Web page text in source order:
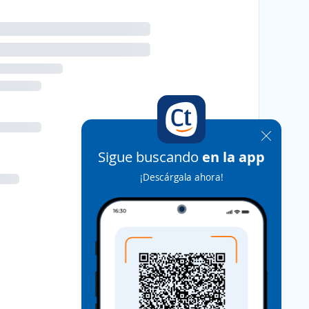
Sigue buscando en la app
¡Descárgala ahora!